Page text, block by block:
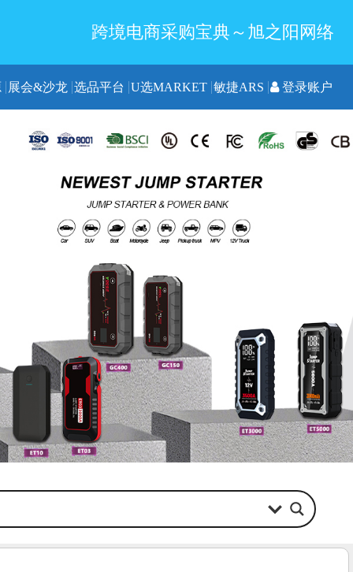
跨境电商采购宝典～旭之阳网络
展会&沙龙 选品平台 U选MARKET 敏捷ARS 登录账户